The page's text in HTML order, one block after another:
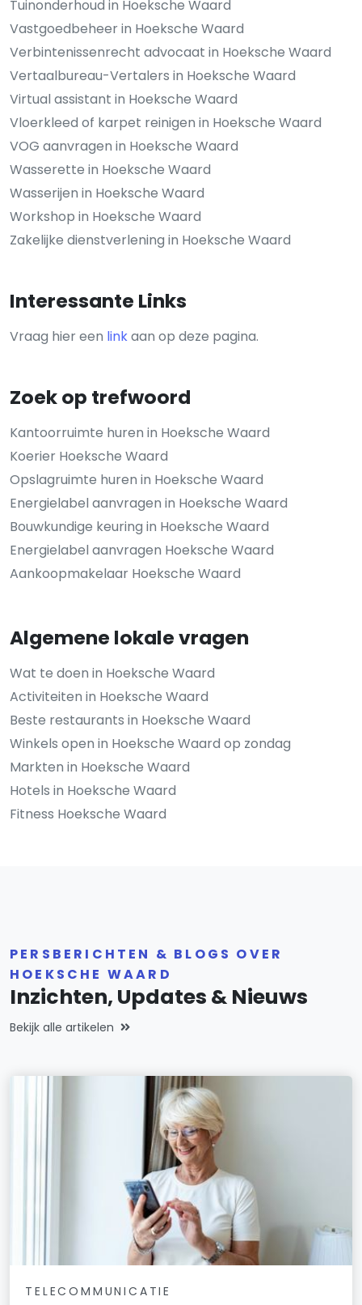
Tuinonderhoud in Hoeksche Waard
Vastgoedbeheer in Hoeksche Waard
Verbintenissenrecht advocaat in Hoeksche Waard
Vertaalbureau-Vertalers in Hoeksche Waard
Virtual assistant in Hoeksche Waard
Vloerkleed of karpet reinigen in Hoeksche Waard
VOG aanvragen in Hoeksche Waard
Wasserette in Hoeksche Waard
Wasserijen in Hoeksche Waard
Workshop in Hoeksche Waard
Zakelijke dienstverlening in Hoeksche Waard
Interessante Links
Vraag hier een linkaan op deze pagina.
Zoek op trefwoord
Kantoorruimte huren in Hoeksche Waard
Koerier Hoeksche Waard
Opslagruimte huren in Hoeksche Waard
Energielabel aanvragen in Hoeksche Waard
Bouwkundige keuring in Hoeksche Waard
Energielabel aanvragen Hoeksche Waard
Aankoopmakelaar Hoeksche Waard
Algemene lokale vragen
Wat te doen in Hoeksche Waard
Activiteiten in Hoeksche Waard
Beste restaurants in Hoeksche Waard
Winkels open in Hoeksche Waard op zondag
Markten in Hoeksche Waard
Hotels in Hoeksche Waard
Fitness Hoeksche Waard
PERSBERICHTEN & BLOGS OVER
HOEKSCHE WAARD
Inzichten, Updates & Nieuws
Bekijk alle artikelen
TELECOMMUNICATIE